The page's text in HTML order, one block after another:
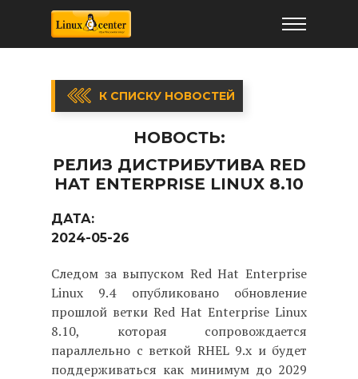
К СПИСКУ НОВОСТЕЙ
НОВОСТЬ:
РЕЛИЗ ДИСТРИБУТИВА RED
HAT ENTERPRISE LINUX 8.10
ДАТА:
2024-05-26
Следом за выпуском Red Hat Enterprise
Linux 9.4 опубликовано обновление
прошлой ветки Red Hat Enterprise Linux
8.10, которая сопровождается
параллельно с веткой RHEL 9.x и будет
поддерживаться как минимум до 2029